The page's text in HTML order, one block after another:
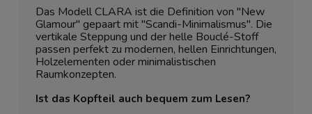
Das Modell CLARA ist die Definition von "New
Glamour" gepaart mit "Scandi-Minimalismus". Die
vertikale Steppung und der helle Bouclé-Stoff
passen perfekt zu modernen, hellen Einrichtungen,
Holzelementen oder minimalistischen
Raumkonzepten.
Ist das Kopfteil auch bequem zum Lesen?